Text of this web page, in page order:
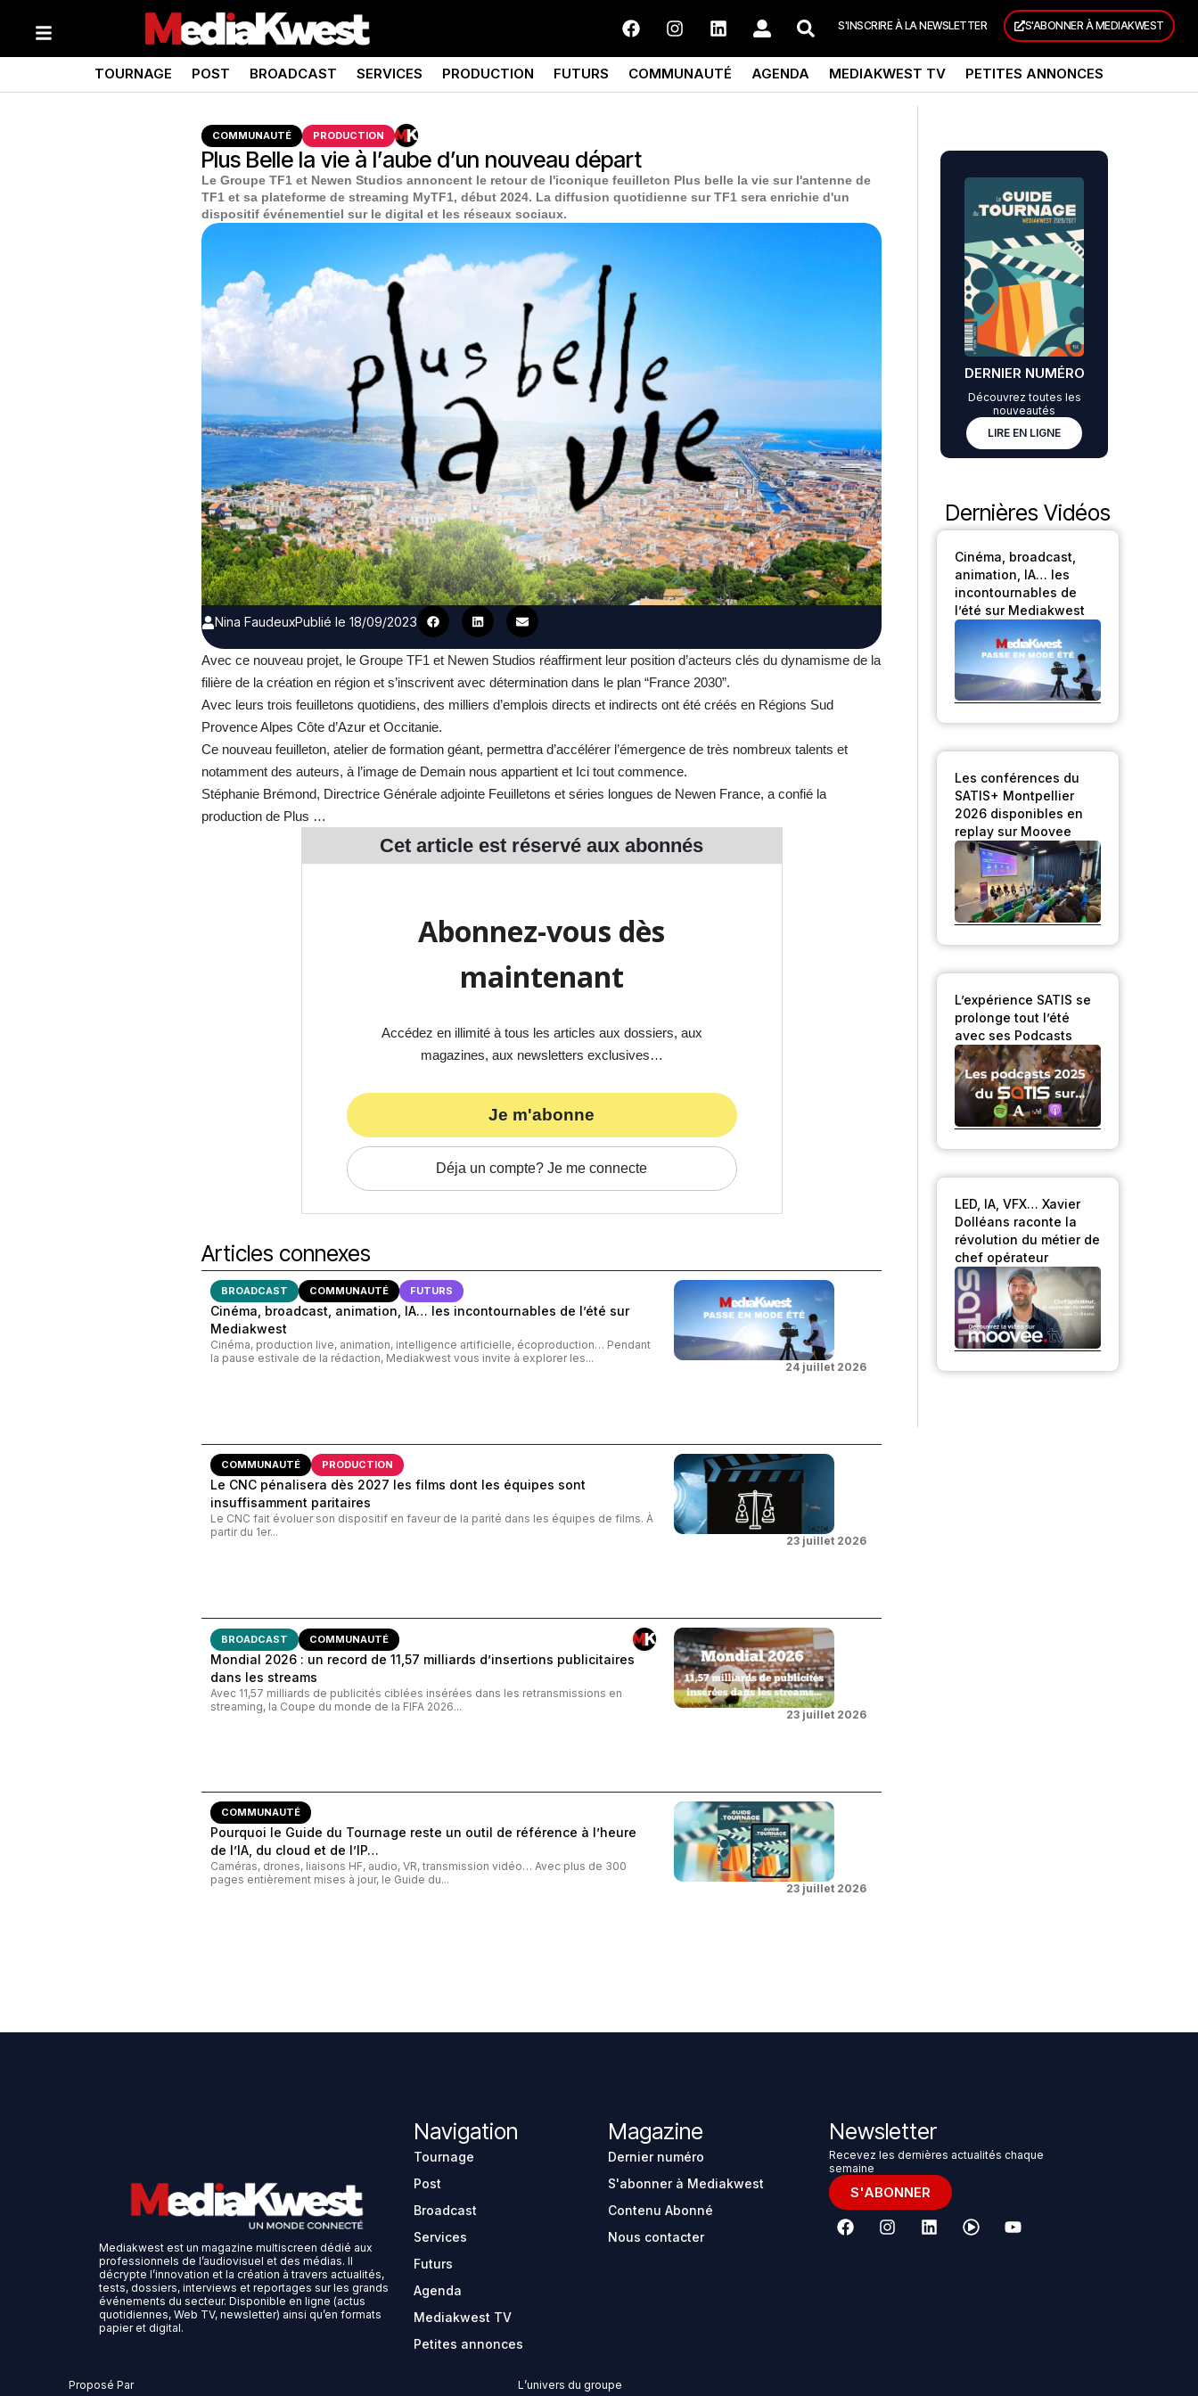
S'INSCRIRE À LA NEWSLETTER S'ABONNER À MEDIAKWEST
TOURNAGE POST BROADCAST SERVICES PRODUCTION FUTURS COMMUNAUTÉ AGENDA MEDIAKWEST TV PETITES ANNONCES
COMMUNAUTÉ PRODUCTION
Plus Belle la vie à l’aube d’un nouveau départ
Le Groupe TF1 et Newen Studios annoncent le retour de l'iconique feuilleton Plus belle la vie sur l'antenne de
TF1 et sa plateforme de streaming MyTF1, début 2024. La diffusion quotidienne sur TF1 sera enrichie d'un
dispositif événementiel sur le digital et les réseaux sociaux.
Nina FaudeuxPublié le 18/09/2023
Avec ce nouveau projet, le Groupe TF1 et Newen Studios réaffirment leur position d’acteurs clés du dynamisme de la
filière de la création en région et s’inscrivent avec détermination dans le plan “France 2030”.
Avec leurs trois feuilletons quotidiens, des milliers d’emplois directs et indirects ont été créés en Régions Sud
Provence Alpes Côte d’Azur et Occitanie.
Ce nouveau feuilleton, atelier de formation géant, permettra d’accélérer l’émergence de très nombreux talents et
notamment des auteurs, à l’image de Demain nous appartient et Ici tout commence.
Stéphanie Brémond, Directrice Générale adjointe Feuilletons et séries longues de Newen France, a confié la
production de Plus …
Cet article est réservé auxabonnés
Abonnez-vous dès
maintenant
Accédez en illimité à tous les articles aux dossiers, aux
magazines, aux newsletters exclusives…
Je m'abonne
Déja un compte? Je me connecte
Articles connexes
BROADCAST COMMUNAUTÉ FUTURS
Cinéma, broadcast, animation, IA… les incontournables de l’été sur
Mediakwest
Cinéma, production live, animation, intelligence artificielle, écoproduction… Pendant
la pause estivale de la rédaction, Mediakwest vous invite à explorer les...
24 juillet 2026
COMMUNAUTÉ PRODUCTION
Le CNC pénalisera dès 2027 les films dont les équipes sont
insuffisamment paritaires
Le CNC fait évoluer son dispositif en faveur de la parité dans les équipes de films. À
partir du 1er...
23 juillet 2026
BROADCAST COMMUNAUTÉ
Mondial 2026 : un record de 11,57 milliards d’insertions publicitaires
dans les streams
Avec 11,57 milliards de publicités ciblées insérées dans les retransmissions en
streaming, la Coupe du monde de la FIFA 2026...
23 juillet 2026
COMMUNAUTÉ
Pourquoi le Guide du Tournage reste un outil de référence à l’heure
de l’IA, du cloud et de l’IP…
Caméras, drones, liaisons HF, audio, VR, transmission vidéo… Avec plus de 300
pages entièrement mises à jour, le Guide du...
23 juillet 2026
DERNIER NUMÉRO
Découvrez toutes les
nouveautés
LIRE EN LIGNE
Dernières Vidéos
Cinéma, broadcast,
animation, IA… les
incontournables de
l’été sur Mediakwest
Les conférences du
SATIS+ Montpellier
2026 disponibles en
replay sur Moovee
L’expérience SATIS se
prolonge tout l’été
avec ses Podcasts
LED, IA, VFX… Xavier
Dolléans raconte la
révolution du métier de
chef opérateur
Mediakwest est un magazine multiscreen dédié aux
professionnels de l’audiovisuel et des médias. Il
décrypte l’innovation et la création à travers actualités,
tests, dossiers, interviews et reportages sur les grands
événements du secteur. Disponible en ligne (actus
quotidiennes, Web TV, newsletter) ainsi qu’en formats
papier et digital.
Navigation
Tournage
Post
Broadcast
Services
Futurs
Agenda
Mediakwest TV
Petites annonces
Magazine
Dernier numéro
S'abonner à Mediakwest
Contenu Abonné
Nous contacter
Newsletter
Recevez les dernières actualités chaque
semaine
S'ABONNER
Proposé Par L’univers du groupe